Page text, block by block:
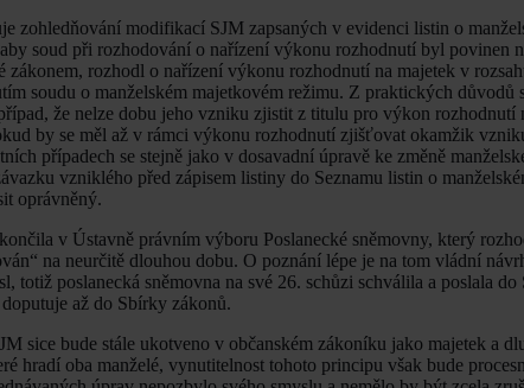
zohledňování modifikací SJM zapsaných v evidenci listin o
soud při rozhodování o nařízení výkonu rozhodnutí byl povinen
zákonem, rozhodl o nařízení výkonu rozhodnutí na majetek v
soudu o manželském majetkovém režimu. Z praktických důvodů
že nelze dobu jeho vzniku zjistit z titulu pro výkon rozhodnutí
by se měl až v rámci výkonu rozhodnutí zjišťovat okamžik
případech se stejně jako v dosavadní úpravě ke změně
vzniklého před zápisem listiny do Seznamu listin o
oprávněný.
v Ústavně právním výboru Poslanecké sněmovny, který
na neurčitě dlouhou dobu. O poznání lépe je na tom vládní
totiž poslanecká sněmovna na své 26. schůzi schválila a poslala do
až do Sbírky zákonů.
sice bude stále ukotveno v občanském zákoníku jako majetek a
hradí oba manželé, vynutitelnost tohoto principu však bude